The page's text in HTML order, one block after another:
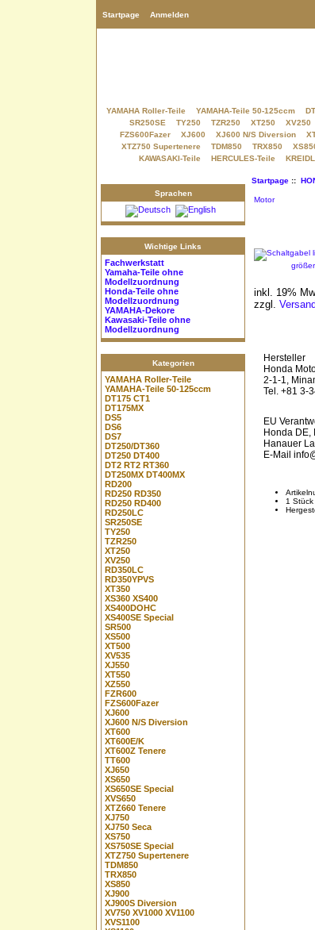
Startpage Anmelden
YAMAHA Roller-Teile YAMAHA-Teile 50-125ccm
SR250SE
TY250 TZR250 XT250 XV250
FZS600Fazer
XJ600 XJ600 N/S Diversion
XTZ750 Supertenere
TDM850 TRX850
KAWASAKI-Teile
HERCULES-Teile
Sprachen
Wichtige Links
Fachwerkstatt
Yamaha-Teile ohne
Modellzuordnung
Honda-Teile ohne
Modellzuordnung
YAMAHA-Dekore
Kawasaki-Teile ohne
Modellzuordnung
Kategorien
YAMAHA Roller-Teile
YAMAHA-Teile 50-125ccm
DT175 CT1
DT175MX
DS5
DS6
DS7
DT250/DT360
DT250 DT400
DT2 RT2 RT360
DT250MX DT400MX
RD200
RD250 RD350
RD250 RD400
RD250LC
SR250SE
TY250
TZR250
XT250
XV250
RD350LC
RD350YPVS
XT350
XS360 XS400
XS400DOHC
XS400SE Special
SR500
XS500
XT500
XV535
XJ550
XT550
XZ550
FZR600
FZS600Fazer
XJ600
XJ600 N/S Diversion
XT600
XT600E/K
XT600Z Tenere
TT600
XJ650
XS650
XS650SE Special
XVS650
XTZ660 Tenere
XJ750
XJ750 Seca
XS750
XS750SE Special
XTZ750 Supertenere
TDM850
TRX850
XS850
XJ900
XJ900S Diversion
XV750 XV1000 XV1100
XVS1100
Startpage::
Motor
inkl. 19%
zzgl.
Hersteller
Honda
2-1-1,
Tel. +81 3-
EU
Honda DE,
Hanauer
E-Mail
1